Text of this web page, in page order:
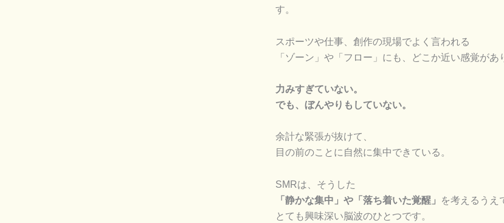
す。
スポーツや仕事、創作の現場でよく言われる
「ゾーン」や「フロー」にも、どこか近い感覚があ
力みすぎていない。
でも、ぼんやりもしていない。
余計な緊張が抜けて、
目の前のことに自然に集中できている。
SMRは、そうした
「静かな集中」や「落ち着いた覚醒」
を考えるうえ
とても興味深い脳波のひとつです。